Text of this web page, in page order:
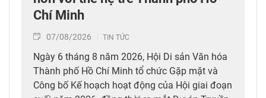
Chí Minh
07/08/2026 TIN TỨC
Ngày 6 tháng 8 năm 2026, Hội Di sản Văn hóa
Thành phố Hồ Chí Minh tổ chức Gặp mặt và
Công bố Kế hoạch hoạt động của Hội giai đoạn